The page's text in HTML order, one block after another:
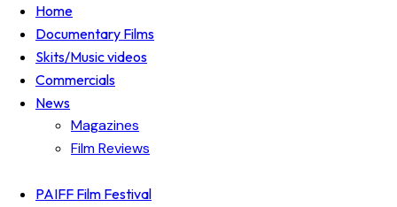
Home
Documentary Films
Skits/Music videos
Commercials
News
Magazines
Film Reviews
PAIFF Film Festival